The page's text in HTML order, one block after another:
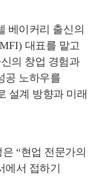
베이커리 출신의
대표를 맡고
의 창업 경험과
공 노하우를
설계 방향과 미래
은 “현업 전문가의
에서 접하기